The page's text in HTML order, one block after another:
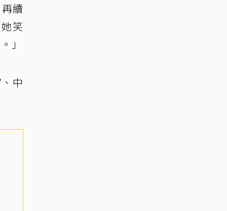
續
笑
」
中